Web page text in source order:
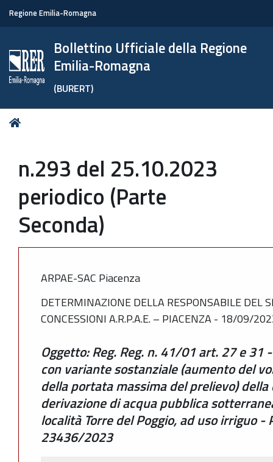
Regione Emilia-Romagna
Bollettino Ufficiale della Regione
Emilia-Romagna
(BURERT)
Tu
n.293 del 25.10.2023
periodico (Parte
Seconda)
ARPAE-SAC Piacenza
DETERMINAZIONE DELLA RESPONSABILE DEL
CONCESSIONI A.R.P.A.E. – PIACENZA - 18/09/
Oggetto: Reg. Reg. n. 41/01 art. 27 e 31
con variante sostanziale (aumento del
della portata massima del prelievo) della
derivazione di acqua pubblica
località Torre del Poggio, ad uso irriguo -
23436/2023